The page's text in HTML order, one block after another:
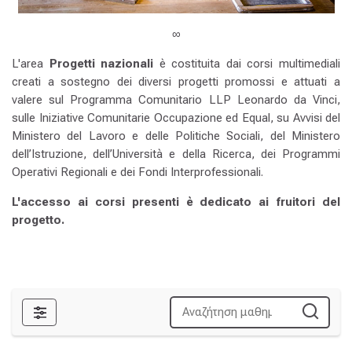
∞
L'area Progetti nazionali è costituita dai corsi multimediali
creati a sostegno dei diversi progettipromossi e attuati a
valere sul Programma Comunitario LLP Leonardo da Vinci,
sulle Iniziative Comunitarie Occupazione ed Equal, su Avvisi del
Ministero del Lavoro e delle Politiche Sociali, del Ministero
dell’Istruzione, dell’Università e della Ricerca, dei Programmi
Operativi Regionali e dei Fondi Interprofessionali.
L'accesso ai corsi presenti è dedicato ai fruitori del
progetto.
Φίλτρα